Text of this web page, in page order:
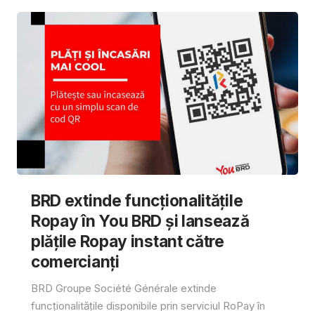
BRD extinde funcționalitățile
Ropay în You BRD și lansează
plățile Ropay instant către
comercianți
BRD Groupe Société Générale extinde
funcționalitățile disponibile prin serviciul RoPay în